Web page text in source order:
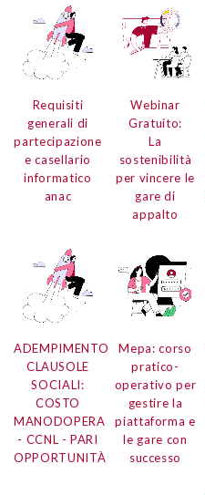
Requisiti
generali di
partecipazione
ecasellario
informatico
anac
Webinar
Gratuito:
La
sostenibilità
per vincere le
gare di
appalto
ADEMPIMENTO
CLAUSOLE
SOCIALI:
COSTO
MANODOPERA
- CCNL - PARI
OPPORTUNITÀ
Mepa:corso
pratico-
operativo per
gestire la
piattaforma e
le gare con
successo